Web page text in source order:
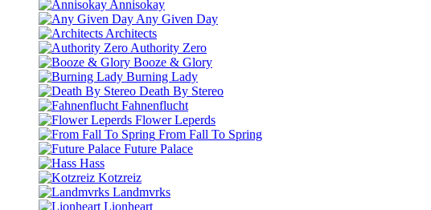
Annisokay
Any Given Day
Architects
Authority Zero
Booze & Glory
Burning Lady
Death By Stereo
Fahnenflucht
Flower Leperds
From Fall To Spring
Future Palace
Hass
Kotzreiz
Landmvrks
Lionheart